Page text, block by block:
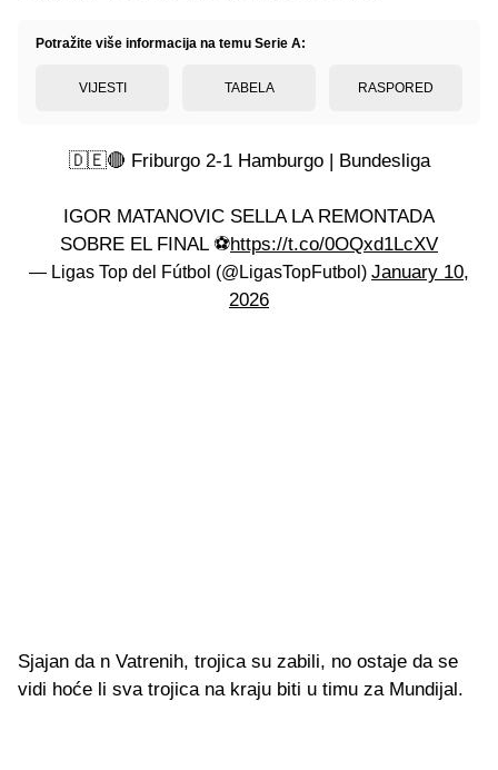
Potražite više informacija na temu Serie A:
VIJESTI TABELA RASPORED
🇩🇪🔴 Friburgo 2-1 Hamburgo | Bundesliga
IGOR MATANOVIC SELLA LA REMONTADA
SOBRE EL FINAL ⚽️https://t.co/0OQxd1LcXV
— Ligas Top del Fútbol (@LigasTopFutbol) January 10,
2026
Sjajan da n Vatrenih, trojica su zabili, no ostaje da se
vidi hoće li sva trojica na kraju biti u timu za Mundijal.